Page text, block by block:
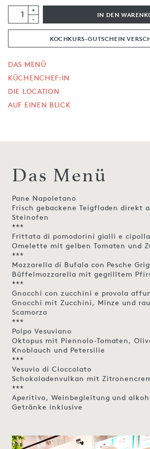
+
-
IN DEN
KOCHKURS-GUTSCHEIN
DAS MENÜ
KÜCHENCHEF:IN
DIE LOCATION
AUF EINEN BLICK
Das Menü
Pane Napoletano
Frisch gebackene Teigfladen direkt
Steinofen
***
Frittata di pomodorini gialli e cipolla
Omelette mit gelben Tomaten und
***
Mozzarella di Bufala con Pesche
Büffelmozzarella mit gegrilltem
***
Gnocchi con zucchini e provola
Gnocchi mit Zucchini, Minze und
Scamorza
***
Polpo Vesuviano
Oktopus mit Piennolo-Tomaten,
Knoblauch und Petersilie
***
Vesuvio di Cioccolato
Schokoladenvulkan mit
***
Aperitivo, Weinbegleitung und
Getränke inklusive